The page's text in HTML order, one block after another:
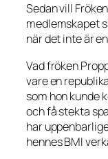
Sedan vill
medlemskapet
när det inte är
Vad fröken
vare en
som hon kunde
och få stekta
har
hennes BMI